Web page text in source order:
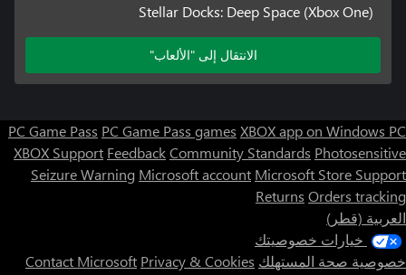
Stellar Docks: Deep Space (Xbox One)
الانتقال إلى "الألعاب"
PC Game Pass PC Game Pass games XBOX app on Windows PC
XBOX Support FeedbackCommunity Standards Photosensitive
Seizure Warning Microsoft account Microsoft Store Support
Returns Orders tracking
العربية (قطر)
خيارات خصوصيتك
خصوصية صحة المستهلك
Contact Microsoft Privacy & Cookies